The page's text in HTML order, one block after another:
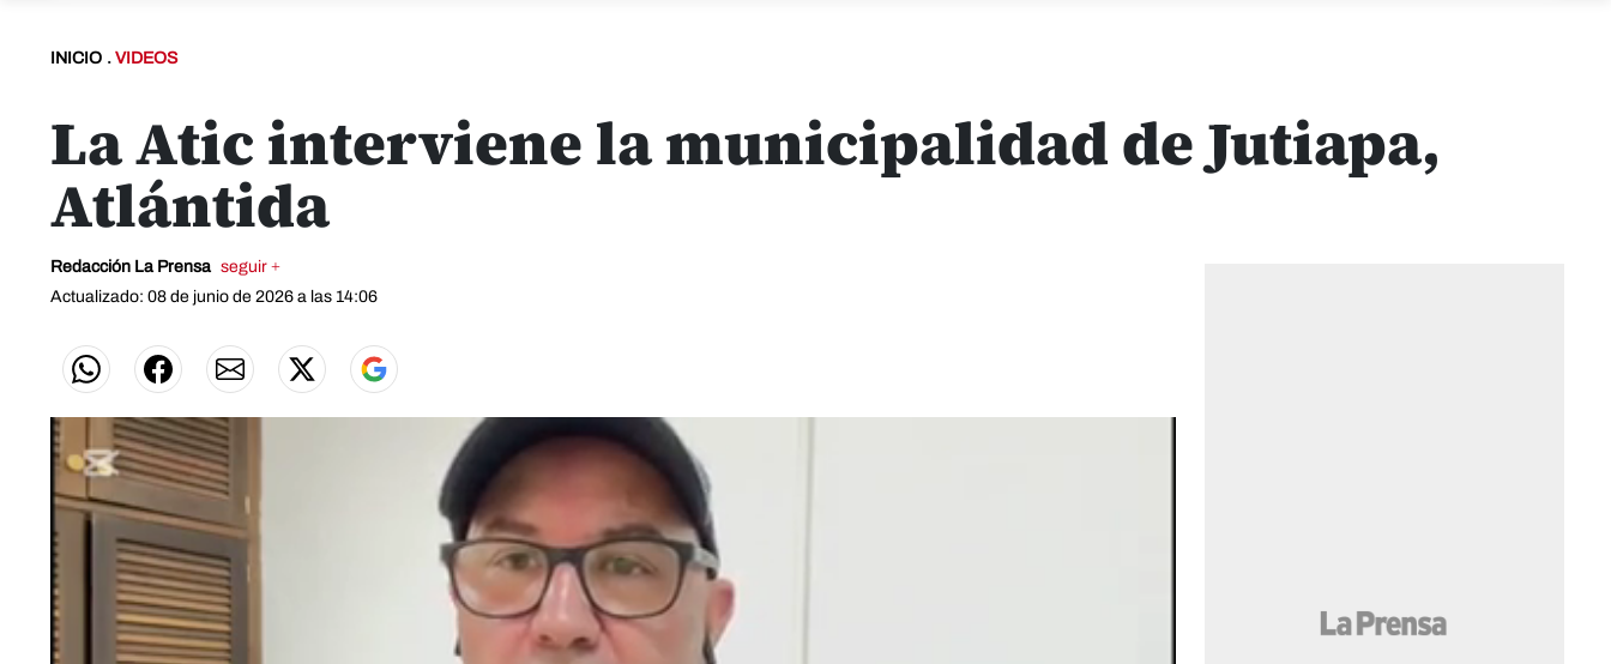
INICIO . VIDEOS
La Atic interviene la municipalidad de Jutiapa,
Atlántida
Redacción La Prensa seguir +
Actualizado: 08 de junio de 2026 a las 14:06